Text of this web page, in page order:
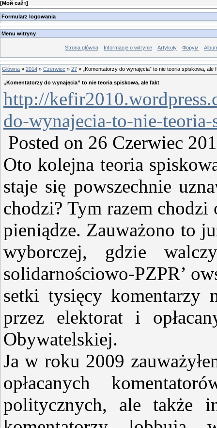
[Мой сайт]
Formularz logowania
Menu witryny
Strona główna Informacje o witrynie Artykuły Форум
Główna » 2014 » Czerwiec » 27 » „Komentatorzy do wynajęcia” to nie teoria spiskowa, ale
„Komentatorzy do wynajęcia” to nie teoria spiskowa, ale fakt
http://
do-wynajecia-to-nie-
Posted on 26 Czerwiec
Oto kolejna teoria
staje się powszechnie
chodzi? Tym razem
pieniądze. Zauważono to
wyborczej, gdzie
solidarnościowo-PZPR’
setki tysięcy komentarzy
przez elektorat i
Obywatelskiej.
Ja w roku 2009
opłacanych
politycznych, ale także